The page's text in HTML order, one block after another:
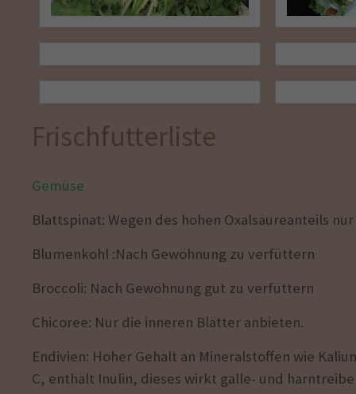
Frischfutterliste
Gemüse
Blattspinat: Wegen des hohen Oxalsäureanteils
Blumenkohl :Nach Gewöhnung zu verfüttern
Broccoli: Nach Gewöhnung gut zu verfüttern
Chicoree: Nur die inneren Blätter anbieten.
Endivien: Hoher Gehalt an Mineralstoffen wie
C, enthält Inulin, dieses wirkt galle- und